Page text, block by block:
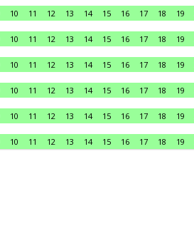
10 11 12 13 14 15 16 17 18 19
10 11 12 13 14 15 16 17 18 19
10 11 12 13 14 15 16 17 18 19
10 11 12 13 14 15 16 17 18 19
10 11 12 13 14 15 16 17 18 19
10 11 12 13 14 15 16 17 18 19